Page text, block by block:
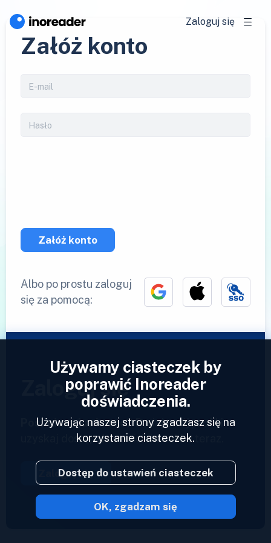
Zaloguj się
Załóż konto
Załóż konto
Albo po prostu zaloguj
się za pomocą:
Zaloguj się
Posiadasz już konto?Podaj swój profil i
uzyskaj dostęp do swoich kanałów teraz.
Zaloguj się
2023 © Inoreader
Używamy ciasteczek by
poprawić Inoreader
doświadczenia.
Używając naszej strony zgadzasz się na
korzystanie ciasteczek.
Dostęp do ustawień ciasteczek
OK, zgadzam się